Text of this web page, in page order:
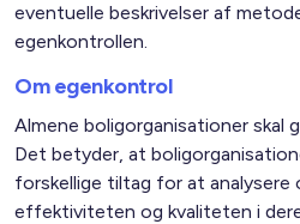
eventuelle beskrivelser af
egenkontrollen.
Om egenkontrol
Almene boligorganisationer skal
Det betyder, at
forskellige tiltag for at analysere
effektiviteten og kvaliteten i